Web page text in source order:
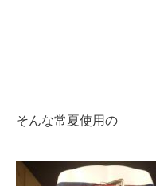
そんな常夏使用の